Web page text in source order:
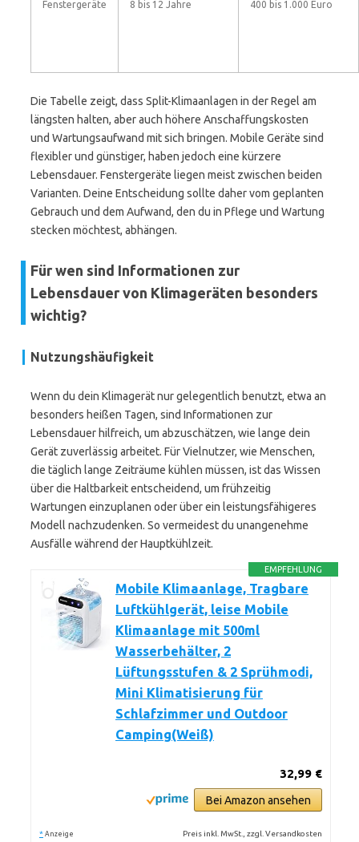
Fenstergeräte 8 bis 12 Jahre 400 bis 1.000 Euro
Die Tabelle zeigt, dass Split-Klimaanlagen in der Regel am
längsten halten, aber auch höhere Anschaffungskosten
und Wartungsaufwand mit sich bringen. Mobile Geräte sind
flexibler und günstiger, haben jedoch eine kürzere
Lebensdauer. Fenstergeräte liegen meist zwischen beiden
Varianten. Deine Entscheidung sollte daher vom geplanten
Gebrauch und dem Aufwand, den du in Pflege und Wartung
stecken möchtest, abhängen.
Für wen sind Informationen zur
Lebensdauer von Klimageräten besonders
wichtig?
Nutzungshäufigkeit
Wenn du dein Klimagerät nur gelegentlich benutzt, etwa an
besonders heißen Tagen, sind Informationen zur
Lebensdauer hilfreich, um abzuschätzen, wie lange dein
Gerät zuverlässig arbeitet. Für Vielnutzer, wie Menschen,
die täglich lange Zeiträume kühlen müssen, ist das Wissen
über die Haltbarkeit entscheidend, um frühzeitig
Wartungen einzuplanen oder über ein leistungsfähigeres
Modell nachzudenken. So vermeidest du unangenehme
Ausfälle während der Hauptkühlzeit.
EMPFEHLUNG
Mobile Klimaanlage, Tragbare
Luftkühlgerät, leise Mobile
Klimaanlage mit 500ml
Wasserbehälter, 2
Lüftungsstufen & 2 Sprühmodi,
Mini Klimatisierung für
Schlafzimmer und Outdoor
Camping(Weiß)
32,99 €
Bei Amazon ansehen
* Anzeige Preis inkl. MwSt., zzgl. Versandkosten